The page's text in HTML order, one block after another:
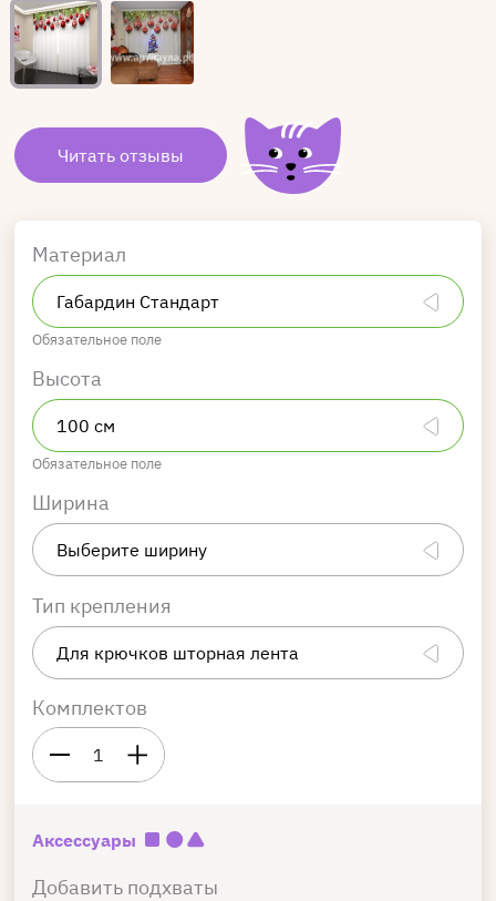
Читать отзывы
Материал
Обязательное поле
Высота
Обязательное поле
Ширина
Тип крепления
Комплектов
1
Аксессуары
Добавить подхваты